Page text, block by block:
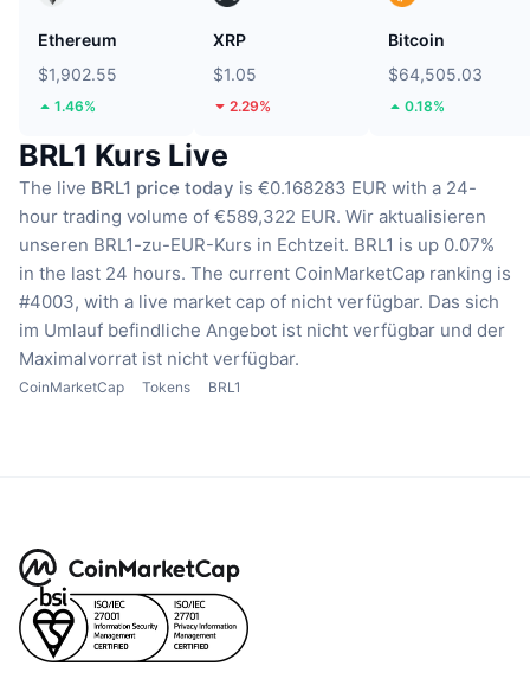
Ethereum
$1,902.55
1.46%
XRP
$1.05
2.29%
Bitcoin
$64,505.03
0.18%
BRL1 Kurs Live
The live BRL1 price today is €0.168283 EUR with a 24-
hour trading volume of €589,322 EUR. Wir aktualisieren
unseren BRL1-zu-EUR-Kurs in Echtzeit. BRL1 is up 0.07%
in the last 24 hours. The current CoinMarketCap ranking is
#4003, with a live market cap of nicht verfügbar. Das sich
im Umlauf befindliche Angebot ist nicht verfügbar und der
Maximalvorrat ist nicht verfügbar.
CoinMarketCap Tokens BRL1